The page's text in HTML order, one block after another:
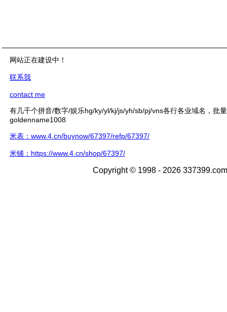
网站正在建设中！
联系我
contact me
有几千个拼音/数字/娱乐hg/ky/yl/kj/js/yh/sb/pj/vns各行各业域名，批
goldenname1008
米表：www.4.cn/buynow/67397/refp/67397/
米铺：https://www.4.cn/shop/67397/
Copyright © 1998 - 2026